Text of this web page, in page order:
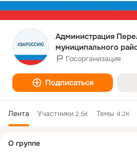
Администрация
муниципального
Госорганизация
Подписаться
Лента Участники 2.5K Темы 4.2K
колонка
О группе